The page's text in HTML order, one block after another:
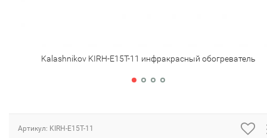
Kalashnikov KIRH-E15T-11 инфракрасный обогреватель
Артикул: KIRH-E15T-11